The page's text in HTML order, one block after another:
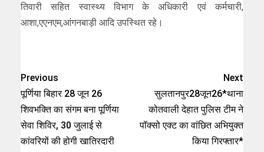
तिवारी सहित स्वास्थ्य विभाग के अधिकारी एवं कर्मचारी,
आशा,एएनएम,आंगनबाड़ी आदि उपस्थित रहे।
Previous
पूर्णिया बिहार 28 जून 26
शिवभक्ति का संगम बना पूर्णिया
सेवा शिविर, 30 जुलाई से
कांवरियों की होगी खातिरदारी
Next
सुलतानपुर28जून26*थाना
कोतवाली देहात पुलिस टीम ने
पॉक्सो एक्ट का वांछित अभियुक्त
किया गिरफ्तार*